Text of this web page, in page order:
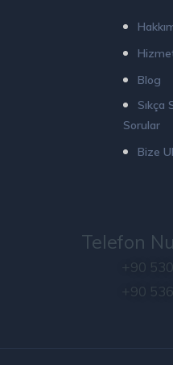
Blog
Sıkça
Sorular
Bize
Telefon
+90
+90